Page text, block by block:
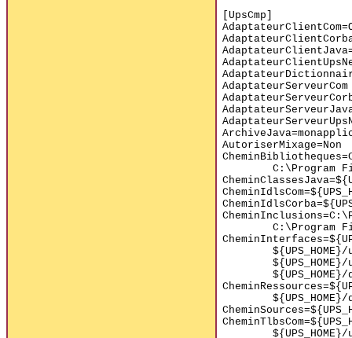
[UpsCmp]
AdaptateurServeurCom
AutoriserMixage=Non
C:\Program
C:\Program